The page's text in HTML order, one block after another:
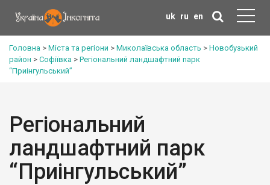
uk ru en
Головна > Міста та регіони > Миколаївська область > Новобузький
район > Софіївка > Регіональний ландшафтний парк
“Приінгульський”
Регіональний
ландшафтний парк
“Приінгульський”